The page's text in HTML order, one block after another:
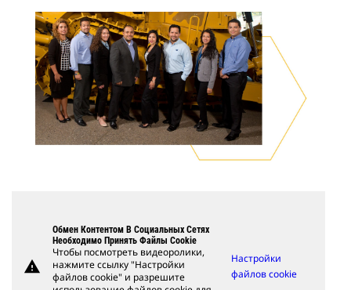
warning
Обмен Контентом В Социальных Сетях
Необходимо Принять Файлы Cookie
Чтобы посмотреть видеоролики,
нажмите ссылку "Настройки
файлов cookie" и разрешите
Настройки
файлов cookie